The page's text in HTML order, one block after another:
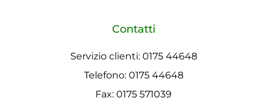
Contatti
Servizio clienti: 0175 44648
Telefono: 0175 44648
Fax: 0175 571039